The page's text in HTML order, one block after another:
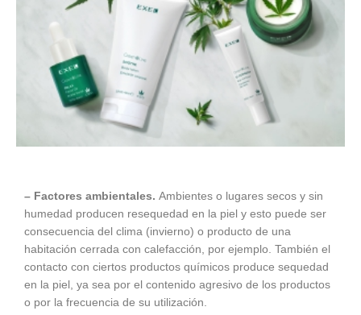
– Factores ambientales. Ambientes o lugares secos y sin
humedad producen resequedad en la piel y esto puede ser
consecuencia del clima (invierno) o producto de una
habitación cerrada con calefacción, por ejemplo. También el
contacto con ciertos productos químicos produce sequedad
en la piel, ya sea por el contenido agresivo de los productos
o por la frecuencia de su utilización.